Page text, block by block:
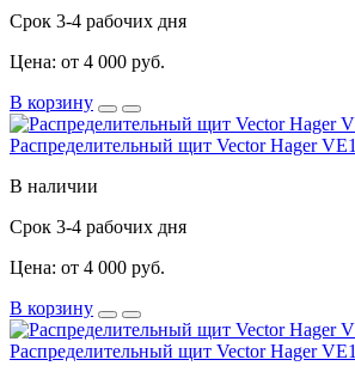
Срок 3-4 рабочих дня
Цена: от 4 000 руб.
В корзину
Распределительный щит Vector Hager
В наличии
Срок 3-4 рабочих дня
Цена: от 4 000 руб.
В корзину
Распределительный щит Vector Hager